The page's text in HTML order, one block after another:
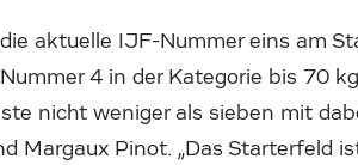
aktuelle IJF-Nummer eins am
4 in der Kategorie bis 70
nicht weniger als sieben mit
Margaux Pinot. „Das Starterfeld